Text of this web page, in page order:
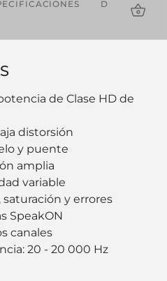
DESCARGAS
de Clase HD de
distorsión
y puente
amplia
variable
y errores
SpeakON
canales
20 - 20 000 Hz